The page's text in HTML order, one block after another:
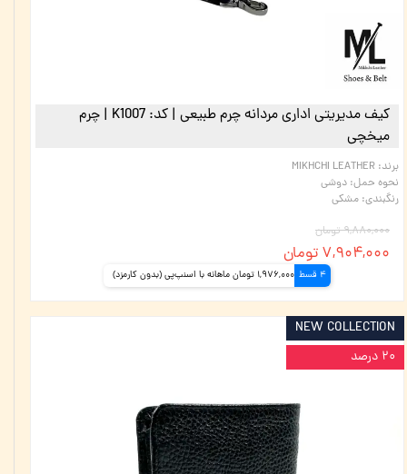
کیف مدیریتی اداری مردانه چرم طبیعی | کد: K1007 | چرم
میخچی
برند:
MIKHCHI LEATHER
نحوه حمل: دوشی
رنگبندی: مشکی
۹,۸۸۰,۰۰۰ تومان
۷,۹۰۴,۰۰۰ تومان
4 قسط 1,976,000 تومان ماهانه با اسنپ‌پی (بدون کارمزد)
NEW COLLECTION
۲۰ درصد